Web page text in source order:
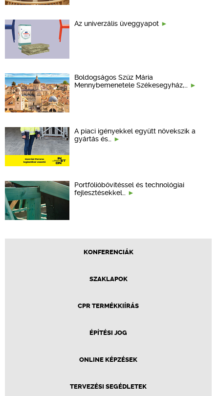
Az univerzális üveggyapot
Boldogságos Szűz Mária
Mennybemenetele Székesegyház,…
A piaci igényekkel együtt növekszik a
gyártás és…
Portfólióbővítéssel és technológiai
fejlesztésekkel…
KONFERENCIÁK
SZAKLAPOK
CPR TERMÉKKIÍRÁS
ÉPÍTÉSI JOG
ONLINE KÉPZÉSEK
TERVEZÉSI SEGÉDLETEK